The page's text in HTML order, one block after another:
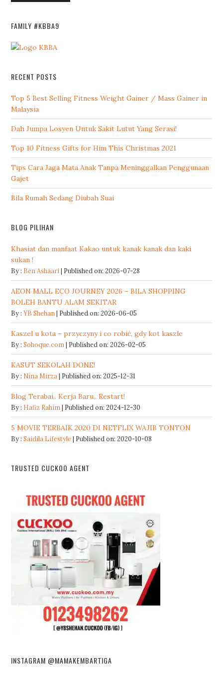
FAMILY #KBBA9
RECENT POSTS
Top 5 Best Selling Fitness Weight Gainer / Mass Gainer in
Malaysia
Dah Jumpa Losyen Untuk Sakit Lutut Yang Serasi!
Top 10 Fitness Gifts for Him This Christmas 2021
Tips Cara Jaga Mata Anak Tanpa Meninggalkan Penggunaan
Gajet
Bila Rumah Sedang Diubah Suai
BLOG PILIHAN
Khasiat dan manfaat Kakao untuk kanak kanak dan kaki
sukan !
By : Ben Ashaari Published on: 2026-07-28
AEON MALL ECO JOURNEY 2026 – BILA SHOPPING
BOLEH BANTU ALAM SEKITAR
By :YB Shehan Published on: 2026-06-05
Kaszel u kota – przyczyny i co robić, gdy kot kaszle
By :Sohoque.com Published on: 2026-02-05
KASUT SEKOLAH DONE!
By : Nina Mirza Published on: 2025-12-31
Blog Terabai.. Kerja Baru.. Restart!
By : Hafiz Rahim Published on: 2024-12-30
5 MOVIE TERBAIK 2020 DI NETFLIX WAJIB TONTON
By :Saidila Lifestyle Published on: 2020-10-08
TRUSTED CUCKOO AGENT
INSTAGRAM @MAMAKEMBARTIGA